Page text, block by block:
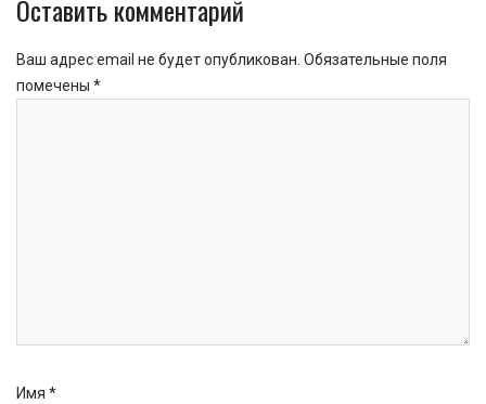
Оставить комментарий
Ваш адрес email не будет опубликован. Обязательные поля
помечены *
Имя *